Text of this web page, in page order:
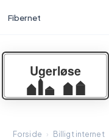
Fibernet
Forside › Billigt internet